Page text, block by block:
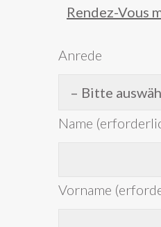
Anrede
Name
Vorname